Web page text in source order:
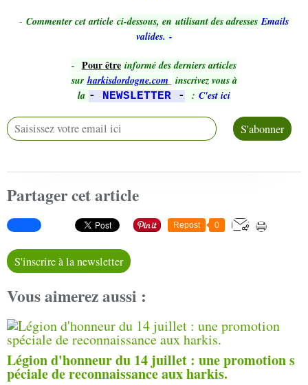
- Commenter cet article ci-dessous, en utilisant des adressesEmails
valides. -
- Pour être informé des derniers articles
sur harkisdordogne.com inscrivez vous à
la - NEWSLETTER - : C'est ici
Partager cet article
Repost 0
S'inscrire à la newsletter
Vous aimerez aussi :
Légion d'honneur du 14 juillet : une promotion s
péciale de reconnaissance aux harkis.